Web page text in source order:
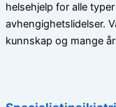
helsehjelp for alle
avhengighetslidelser.
kunnskap og mange